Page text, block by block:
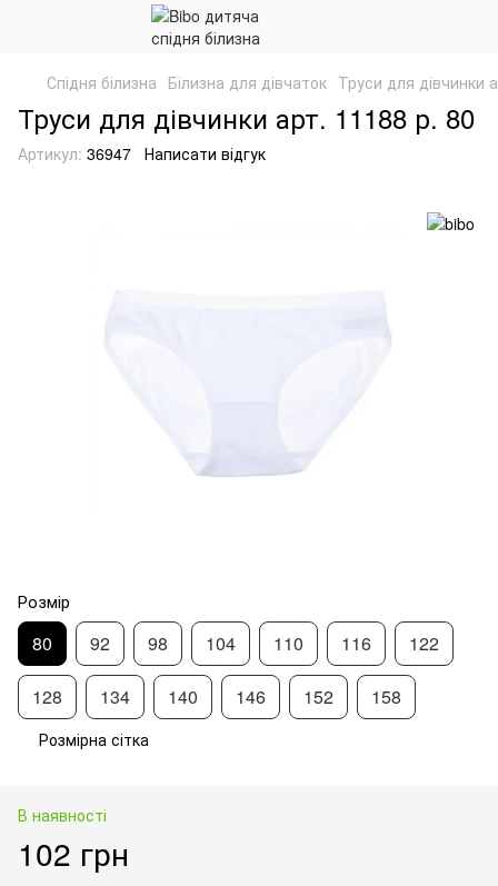
Спідня білизна Білизна для дівчаток Труси для дівчинки
Труси для дівчинки арт. 11188 р. 80
Артикул: 36947 Написати відгук
Розмір
80 92 98 104 110 116 122
128 134 140 146 152 158
Розмірна сітка
В наявності
102 грн